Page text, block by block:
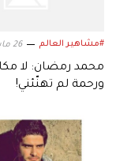
#مشاهير العالم 26 مايو 2012
محمد رمضان: لا
ورحمة لم تهنّئني!